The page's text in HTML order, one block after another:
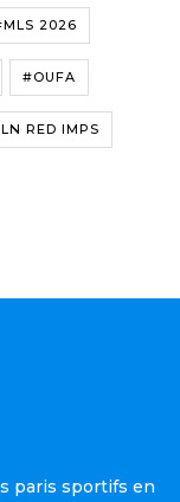
2026
#OUFA
RED IMPS
paris sportifs en